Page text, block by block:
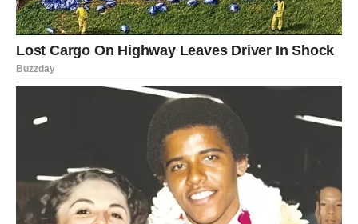
POSLUŽIVANJE:
Kako se ohlade, postaju hrskaviji i privlačniji.
Napokon sam otkrila recept za najukusnije RAFAELO